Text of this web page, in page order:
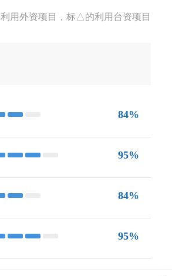
用外资项目，标△的利用台资项目
84%
95%
84%
95%